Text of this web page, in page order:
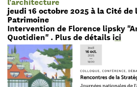
jeudi 16 octobre 2025 à la Cité
Patrimoine
Intervention de Florence lipsky
Quotidien" . Plus de détails ici